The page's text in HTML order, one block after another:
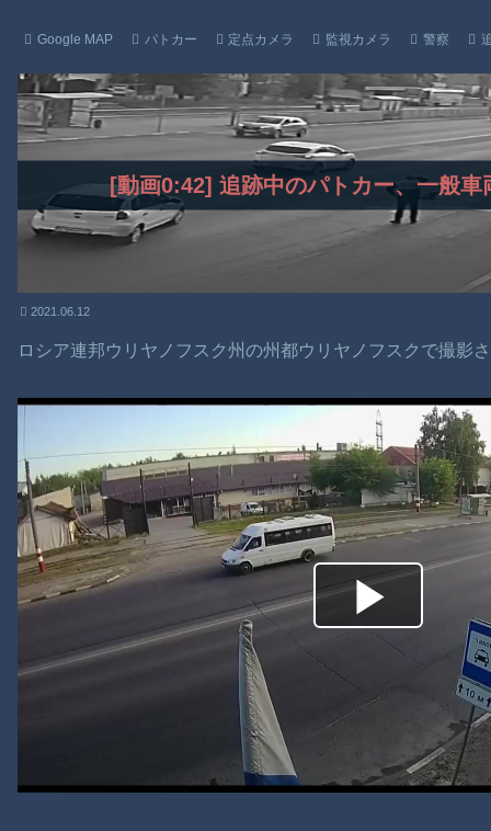
Google MAP パトカー 定点カメラ 監視カメラ 警察
[動画0:42] 追跡中のパトカー、一般車
2021.06.12
ロシア連邦ウリヤノフスク州の州都ウリヤノフスクで撮影